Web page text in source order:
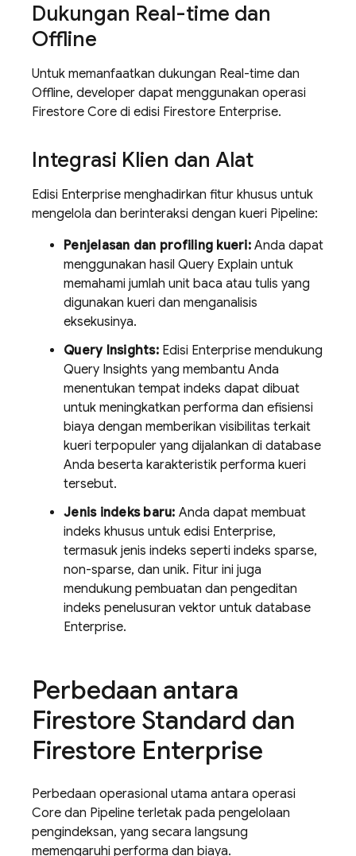
Dukungan Real-time dan
Offline
Untuk memanfaatkan dukungan Real-time dan
Offline, developer dapat menggunakan operasi
Firestore Core di edisi Firestore Enterprise.
Integrasi Klien dan Alat
Edisi Enterprise menghadirkan fitur khusus untuk
mengelola dan berinteraksi dengan kueri Pipeline:
Penjelasan dan profiling kueri:Anda dapat
menggunakan hasil Query Explain untuk
memahami jumlah unit baca atau tulis yang
digunakan kueri dan menganalisis
eksekusinya.
Query Insights: Edisi Enterprise mendukung
Query Insights yang membantu Anda
menentukan tempat indeks dapat dibuat
untuk meningkatkan performa dan efisiensi
biaya dengan memberikan visibilitas terkait
kueri terpopuler yang dijalankan di database
Anda beserta karakteristik performa kueri
tersebut.
Jenis indeks baru: Anda dapat membuat
indeks khusus untuk edisi Enterprise,
termasuk jenis indeks seperti indeks sparse,
non-sparse, dan unik. Fitur ini juga
mendukung pembuatan dan pengeditan
indeks penelusuran vektor untuk database
Enterprise.
Perbedaan antara
Firestore Standard dan
Firestore Enterprise
Perbedaan operasional utama antara operasi
Core dan Pipeline terletak pada pengelolaan
pengindeksan, yang secara langsung
memengaruhi performa dan biaya.